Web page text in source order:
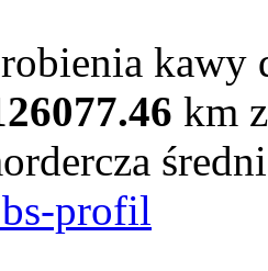
kawy
km
profil